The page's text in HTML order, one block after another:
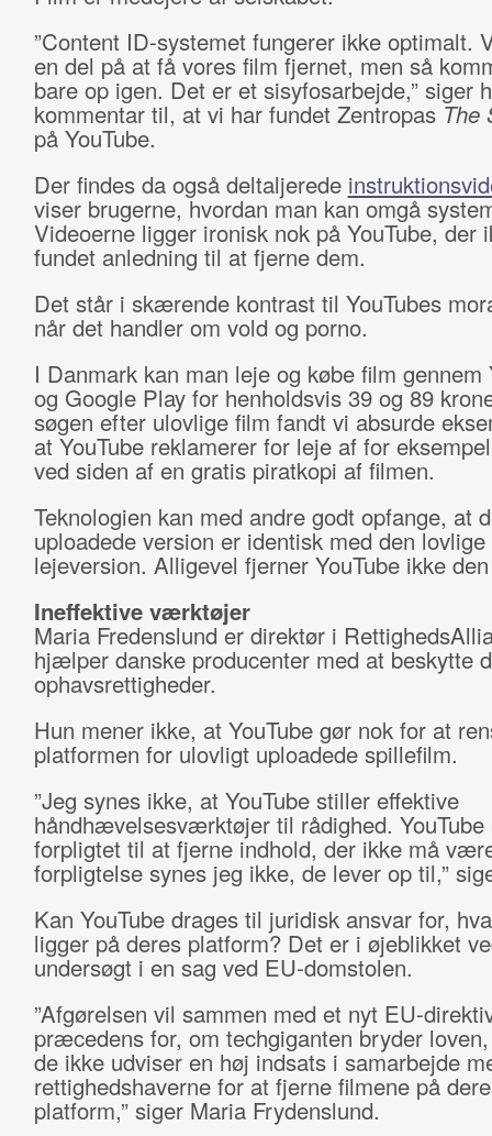
”Content ID-systemet fungerer ikke optimalt.
en del på at få vores film fjernet, men så
bare op igen. Det er et sisyfosarbejde,” siger
kommentar til, at vi har fundet Zentropas The
på YouTube.
Der findes da også deltaljerede
viser brugerne, hvordan man kan omgå
Videoerne ligger ironisk nok på YouTube, der
fundet anledning til at fjerne dem.
Det står i skærende kontrast til YouTubes
når det handler om vold og porno.
I Danmark kan man leje og købe film gennem
og Google Play for henholdsvis 39 og 89
søgen efter ulovlige film fandt vi absurde
at YouTube reklamerer for leje af for
ved siden af en gratis piratkopi af filmen.
Teknologien kan med andre godt opfange, at
uploadede version er identisk med den lovlige
lejeversion. Alligevel fjerner YouTube ikke
Ineffektive værktøjer
Maria Fredenslund er direktør i
hjælper danske producenter med at beskytte
ophavsrettigheder.
Hun mener ikke, at YouTube gør nok for at
platformen for ulovligt uploadede spillefilm.
”Jeg synes ikke, at YouTube stiller effektive
håndhævelsesværktøjer til rådighed. YouTube
forpligtet til at fjerne indhold, der ikke må
forpligtelse synes jeg ikke, de lever op til,”
Kan YouTube drages til juridisk ansvar for,
ligger på deres platform? Det er i øjeblikket
undersøgt i en sag ved EU-domstolen.
”Afgørelsen vil sammen med et nyt EU-
præcedens for, om techgiganten bryder
de ikke udviser en høj indsats i samarbejde
rettighedshaverne for at fjerne filmene på
platform,” siger Maria Frydenslund.